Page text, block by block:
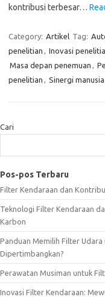
kontribusi terbesar…
Category: Artikel Tag:
penelitian , Inovasi
Masa depan penemuan ,
penelitian , Sinergi
Cari
Pos-pos Terbaru
Filter Kendaraan dan
Teknologi Filter Kendaraan
Karbon
Panduan Memilih Filter Udara
Dipertimbangkan?
Perawatan Musiman untuk
Inovasi Filter Kendaraan: